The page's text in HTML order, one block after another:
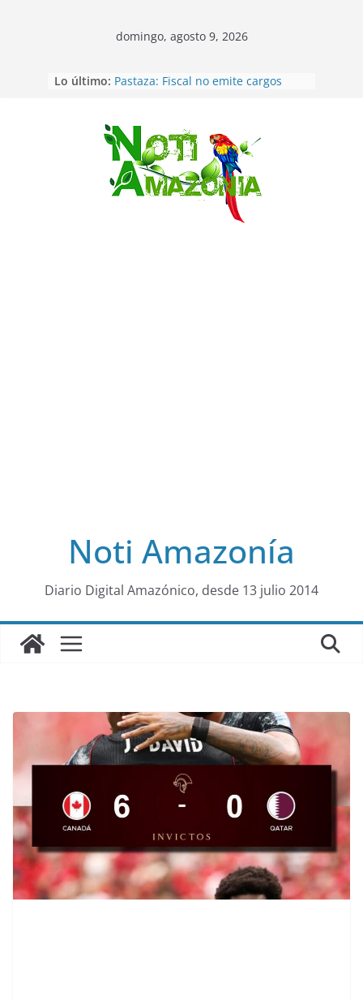
Saltar
al
domingo, agosto 9, 2026
Lo último: Pastaza: Fiscal no emite cargos
con una menor de10 años en
frontera sur
Napo: presunto sicariato en cantón
Archidona
Ecuador: dos jóvenes de 22 años
desaparecidos fueron encontrados
muertos en Puerto lopez
Noti Amazonía
Diario Digital Amazónico, desde 13 julio 2014